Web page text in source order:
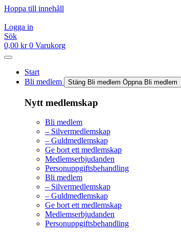
Hoppa till innehåll
Logga in
Sök
0,00 kr 0 Varukorg
Start
Bli medlem
Stäng Bli medlem Öppna Bli medlem
Nytt medlemskap
Bli medlem
– Silvermedlemskap
– Guldmedlemskap
Ge bort ett medlemskap
Medlemserbjudanden
Personuppgiftsbehandling
Bli medlem
– Silvermedlemskap
– Guldmedlemskap
Ge bort ett medlemskap
Medlemserbjudanden
Personuppgiftsbehandling